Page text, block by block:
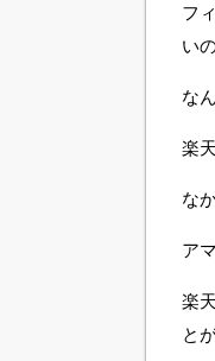
フ
い
な
楽
な
ア
楽
と